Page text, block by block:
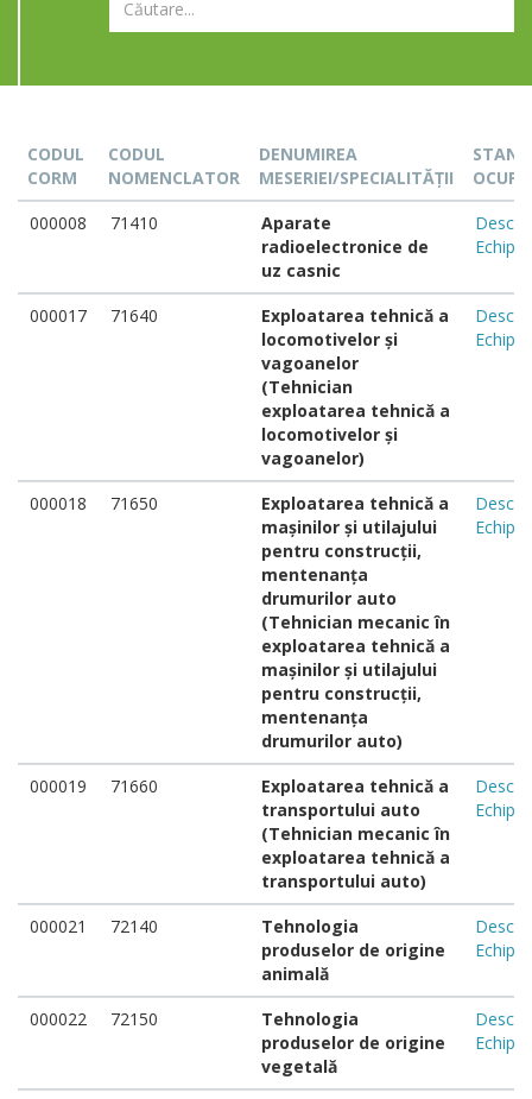
CODUL
CORM
CODUL
NOMENCLATOR
DENUMIREA
MESERIEI/SPECIALITĂȚII
000008
71410
Aparate
radioelectronice de
uz casnic
000017 71640
Exploatarea tehnică a
locomotivelor și
vagoanelor
(Tehnician
exploatarea tehnică a
locomotivelor și
vagoanelor)
000018 71650
Exploatarea tehnică a
mașinilor și utilajului
pentru construcții,
mentenanța
drumurilor auto
(Tehnician mecanic în
exploatarea tehnică a
mașinilor și utilajului
pentru construcții,
mentenanța
drumurilor auto)
000019 71660
Exploatarea tehnică a
transportului auto
(Tehnician mecanic în
exploatarea tehnică a
transportului auto)
000021 72140
Tehnologia
produselor de origine
animală
000022 72150
Tehnologia
produselor de origine
vegetală